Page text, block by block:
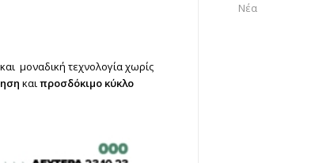
μοναδική τεχνολογία χωρίς
καιπροσδόκιμο κύκλο
Νέα